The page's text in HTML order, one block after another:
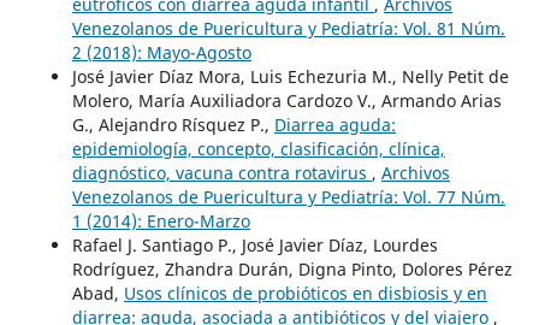
eutróficos con diarrea aguda infantil , Archivos
Venezolanos de Puericultura y Pediatría: Vol. 81 Núm.
2 (2018): Mayo-Agosto
José Javier Díaz Mora, Luis Echezuria M., Nelly Petit de
Molero, María Auxiliadora Cardozo V., Armando Arias
G., Alejandro Rísquez P., Diarrea aguda:
epidemiología, concepto, clasificación, clínica,
diagnóstico, vacuna contra rotavirus , Archivos
Venezolanos de Puericultura y Pediatría: Vol. 77 Núm.
1 (2014): Enero-Marzo
Rafael J. Santiago P., José Javier Díaz, Lourdes
Rodríguez, Zhandra Durán, Digna Pinto, Dolores Pérez
Abad, Usos clínicos de probióticos en disbiosis y en
diarrea: aguda, asociada a antibióticos y del viajero ,